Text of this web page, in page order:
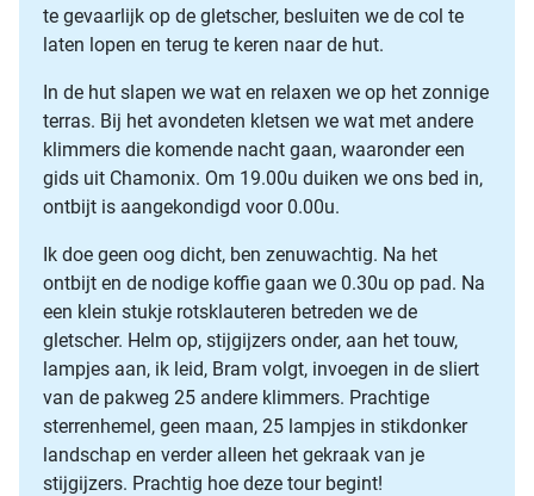
te gevaarlijk op de gletscher, besluiten we de col te
laten lopen en terug te keren naar de hut.
In de hut slapen we wat en relaxen we op het zonnige
terras. Bij het avondeten kletsen we wat met andere
klimmers die komende nacht gaan, waaronder een
gids uit Chamonix. Om 19.00u duiken we ons bed in,
ontbijt is aangekondigd voor 0.00u.
Ik doe geen oog dicht, ben zenuwachtig. Na het
ontbijt en de nodige koffie gaan we 0.30u op pad. Na
een klein stukje rotsklauteren betreden we de
gletscher. Helm op, stijgijzers onder, aan het touw,
lampjes aan, ik leid, Bram volgt, invoegen in de sliert
van de pakweg 25 andere klimmers. Prachtige
sterrenhemel, geen maan, 25 lampjes in stikdonker
landschap en verder alleen het gekraak van je
stijgijzers. Prachtig hoe deze tour begint!